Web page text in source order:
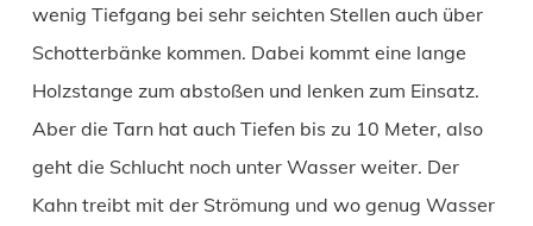
wenig Tiefgang bei sehr seichten Stellen auch über
Schotterbänke kommen. Dabei kommt eine lange
Holzstange zum abstoßen und lenken zum Einsatz.
Aber die Tarn hat auch Tiefen bis zu 10 Meter, also
geht die Schlucht noch unter Wasser weiter. Der
Kahn treibt mit der Strömung und wo genug Wasser